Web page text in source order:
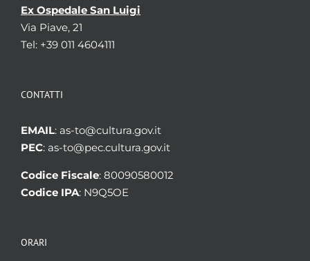
Ex Ospedale San Luigi
Via Piave, 21
Tel: +39 011 4604111
CONTATTI
EMAIL: as-to@cultura.gov.it
PEC: as-to@pec.cultura.gov.it
Codice Fiscale: 80090580012
Codice IPA: N9Q5OE
ORARI